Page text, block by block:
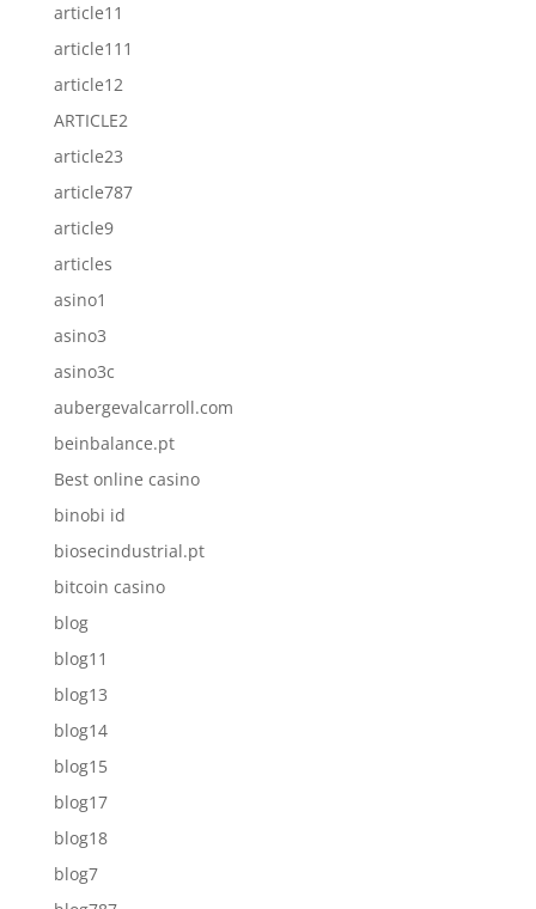
article11
article111
article12
ARTICLE2
article23
article787
article9
articles
asino1
asino3
asino3c
aubergevalcarroll.com
beinbalance.pt
Best online casino
binobi id
biosecindustrial.pt
bitcoin casino
blog
blog11
blog13
blog14
blog15
blog17
blog18
blog7